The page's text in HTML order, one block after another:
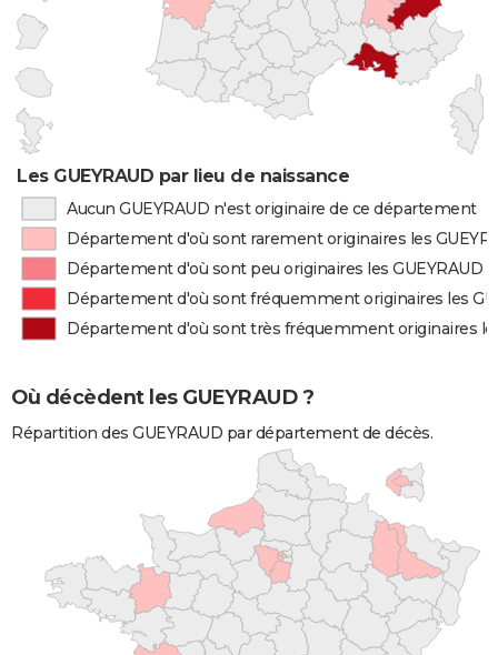
Les GUEYRAUD par lieu de naissance
Aucun GUEYRAUD n'est originaire de ce département
Département d'où sont rarement originaires les
Département d'où sont peu originaires les GUEYRAUD
Département d'où sont fréquemment originaires les
Département d'où sont très fréquemment originaires
Où décèdent les GUEYRAUD ?
Répartition des GUEYRAUD par département de décès.